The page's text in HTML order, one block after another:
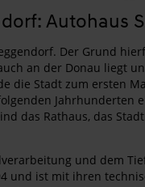
Autohaus
Der Grund
an der Donau
die Stadt zum ersten
das Rathaus, das
und dem
und ist mit ihren